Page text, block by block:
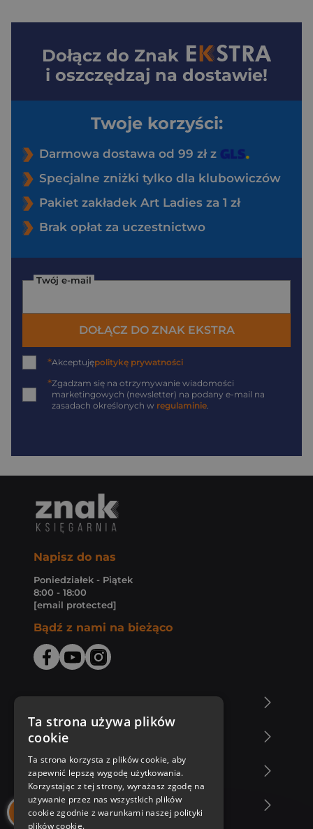
Dołącz do Znak
i oszczędzaj na dostawie!
Twoje korzyści:
Darmowa dostawa od 99 zł z
Specjalne zniżki tylko dla klubowiczów
Pakiet zakładek Art Ladies za 1 zł
Brak opłat za uczestnictwo
Twój e-mail
DOŁĄCZ DO ZNAK EKSTRA
*Akceptujępolitykę prywatności
*Zgadzam się na otrzymywanie wiadomości
marketingowych (newsletter) na podany e-mail na
zasadach określonych w regulaminie.
Napisz do nas
Poniedziałek - Piątek
8:00 - 18:00
[email protected]
Bądź z nami na bieżąco
Zakupy u nas
Nasza oferta
Nasi autorzy
Ta strona używa plików
cookie
Ta strona korzysta z plików cookie, aby
zapewnić lepszą wygodę użytkowania.
Korzystając z tej strony, wyrażasz zgodę na
używanie przez nas wszystkich plików
cookie zgodnie z warunkami naszej polityki
plików cookie.